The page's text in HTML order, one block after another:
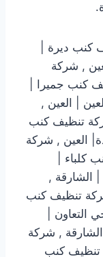
كنب ديرة |
, شركة
كنب جميرا |
| العين ,
تنظيف كنب
العين , شركة
كلباء |
الشارقة ,
تنظيف كنب
|
, شركة
تنظيف كنب